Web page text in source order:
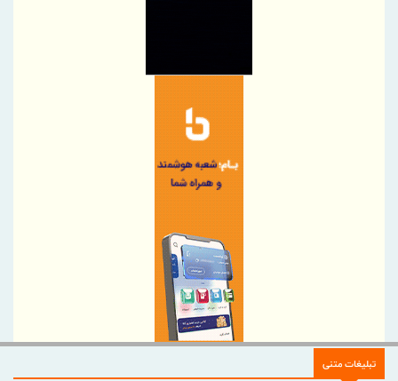
فولاد هرمزگان با اقتصاد چرخشی، نگاه تازه‌ای به توسعه صنعت فولاد
تقدیر از شعب برتر منطقه هفت بانک سرمایه
دیدار مدیرعامل بانک دی با دبیر شورای‌عالی مناطق آزاد؛ تأکید بر
دستورالعمل صدور گواهی سپرده مدت‌دار ارزی ویژه سرمایه‌گذاری
اسامی شعب کشیک موسسه اعتباری ملل در روز 15 مرداد ماه در
تبلیغات متنی